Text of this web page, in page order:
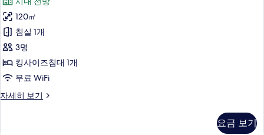
(Grand
Tower
Horizon)
사
진
모
두
침
대
2
개
(Grand
Horizon)
자
히
어
스
위
트,
킹
사
120㎡
침실 1개
3명
킹사이즈침대 1개
무료 WiFi
자세히 보기
프
요금 보기